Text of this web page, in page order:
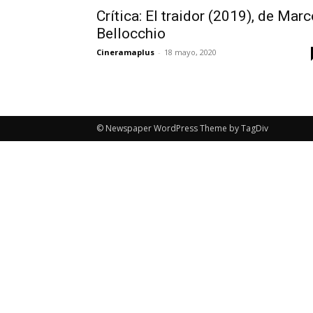
Crítica: El traidor (2019), de
Bellocchio
Cineramaplus - 18 mayo, 2020
© Newspaper WordPress Theme by TagDiv